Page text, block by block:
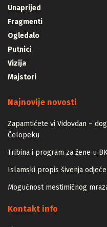
Unaprijed
Fragmenti
Ogledalo
Putnici
Vizija
Majstori
Najnovije novosti
Zapamtićete vi Vidovdan –
Čelopeku
Tribina i program za žene u
Islamski propis šivenja
Mogućnost mestimičnog
Kontakt info